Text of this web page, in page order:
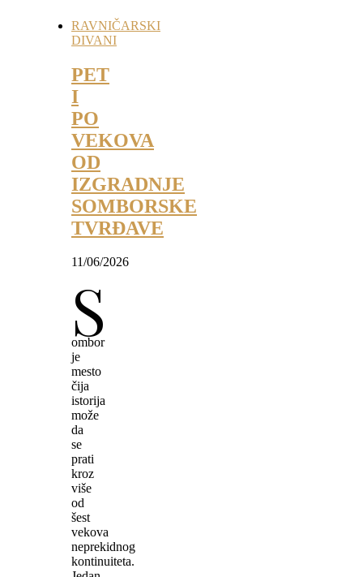
RAVNIČARSKI
DIVANI
PET
I
PO
VEKOVA
OD
IZGRADNJE
SOMBORSKE
TVRĐAVE
11/06/2026
S
ombor
je
mesto
čija
istorija
može
da
se
prati
kroz
više
od
šest
vekova
neprekidnog
kontinuiteta.